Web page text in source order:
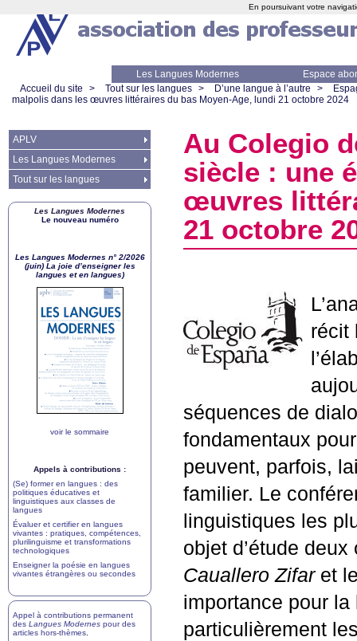
Les Langues Modernes
Espace
Accueil du site
> Tout sur les langues > D’une langue à l’autre >
malpolis dans les œuvres littéraires du bas Moyen-Age, lundi 21 octobre 2024
Au Colegio
siècle : une
œuvres
21 octobre
récit
séquences de
fondamentaux
peuvent, parfois,
familier. Le
linguistiques les
objet d’étude
Cauallero Zifaret
importance pour
particulièrement
APLV
Les Langues Modernes
Tout sur les langues
Les Langues Modernes
Le nouveau numéro
Les Langues Modernes n° 2/2026
(juin) La joie d’enseigner les
langues et en langues)
voir le sommaire
Appels à contributions :
(Se) former en langues : des
politiques éducatives et
linguistiques aux classes de
langues
Évaluer et certifier en langues
vivantes : pratiques, compétences,
plurilinguisme et transformations
technologiques
Enseigner la poésie en langues
vivantes étrangères ou secondes
Appel à contributions permanent
des Langues Modernes pour des
articles hors-thèmes
En poursuivant votre